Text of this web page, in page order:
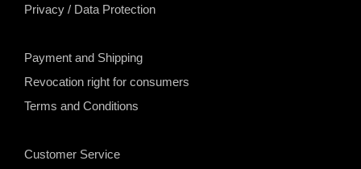
Privacy / Data Protection
Payment and Shipping
Revocation right for consumers
Terms and Conditions
Customer Service